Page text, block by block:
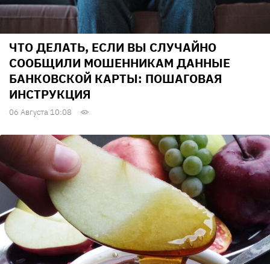
ЧТО ДЕЛАТЬ, ЕСЛИ ВЫ СЛУЧАЙНО
СООБЩИЛИ МОШЕННИКАМ ДАННЫЕ
БАНКОВСКОЙ КАРТЫ: ПОШАГОВАЯ
ИНСТРУКЦИЯ
06 Августа 10:08